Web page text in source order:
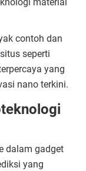
contoh dan
situs seperti
yang
nano terkini.
dalam gadget
yang